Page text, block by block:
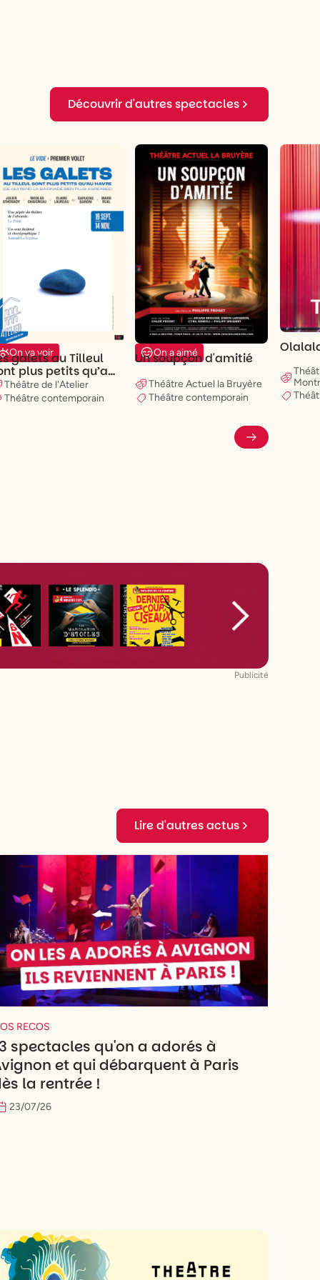
Découvrir d'autres spectacles
On va voir
galets au Tilleul
plus petits qu’au
Théâtre de l'Atelier
Théâtre contemporain
On a aimé
Un soupçon d'amitié
Théâtre Actuel la Bruyère
Théâtre contemporain
Publicité
Lire d'autres actus
RECOS
spectacles qu'on a adorés à
et qui débarquent à Paris
la rentrée !
23/07/26